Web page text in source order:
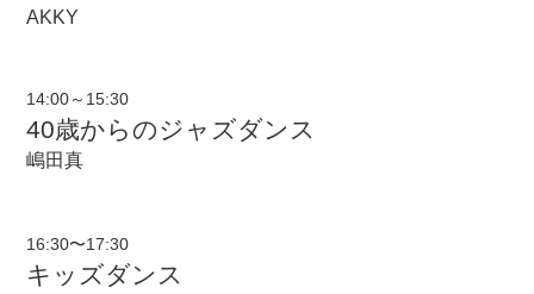
AKKY
14:00～15:30
40歳からのジャズダンス
嶋田真
16:30〜17:30
キッズダンス